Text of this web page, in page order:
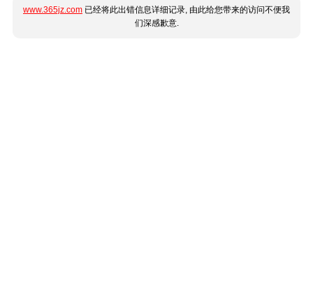
www.365jz.com 已经将此出错信息详细记录, 由此给您带来的访问不便我
们深感歉意.